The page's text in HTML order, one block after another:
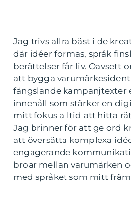
Jag trivs allra bäst i de
där idéer formas, språk
berättelser får liv. Oavsett
att bygga
fängslande kampanjtexter
innehåll som stärker en
mitt fokus alltid att hitta
Jag brinner för att ge ord
att översätta komplexa
engagerande
broar mellan varumärken
med språket som mitt